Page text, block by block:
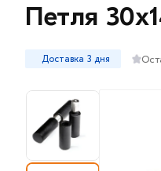
Петля
Доставка 3 дня